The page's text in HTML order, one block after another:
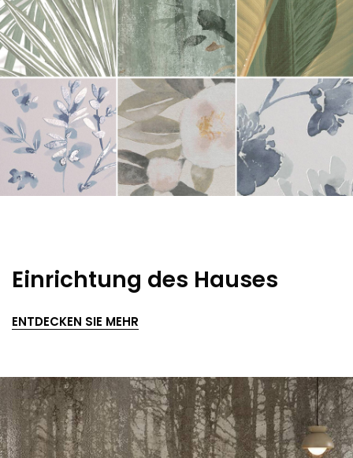
Einrichtung des Hauses
ENTDECKEN SIE MEHR